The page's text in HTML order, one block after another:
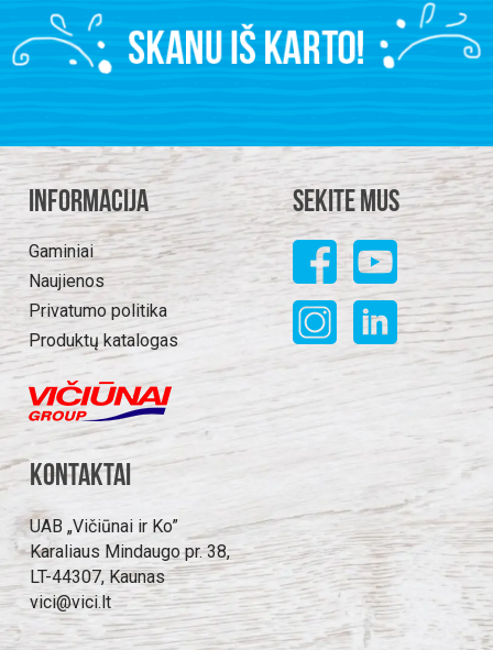
Informacija
Gaminiai
Naujienos
Privatumo politika
Produktų katalogas
Sekite mus
Kontaktai
UAB „Vičiūnai ir Ko”
Karaliaus Mindaugo pr. 38,
LT-44307, Kaunas
vici@vici.lt